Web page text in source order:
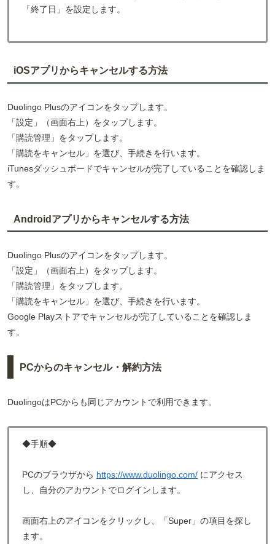
「終了日」を設定します。
iOSアプリからキャンセルする方法
Duolingo Plusのアイコンをタップします。
「設定」（画面右上）をタップします。
「購読管理」をタップします。
「購読をキャンセル」を選び、手続きを行います。
iTunesダッシュボードでキャンセルが完了していることを確認しま
す。
Androidアプリからキャンセルする方法
Duolingo Plusのアイコンをタップします。
「設定」（画面右上）をタップします。
「購読管理」をタップします。
「購読をキャンセル」を選び、手続きを行います。
Google Playストアでキャンセルが完了していることを確認しま
す。
PCからのキャンセル・解約方法
DuolingoはPCからも同じアカウントで利用できます。
◆手順◆
PCのブラウザから https://www.duolingo.com/ にアクセス
し、自分のアカウントでログインします。
画面右上のアイコンをクリックし、「Super」の項目を探し
ます。